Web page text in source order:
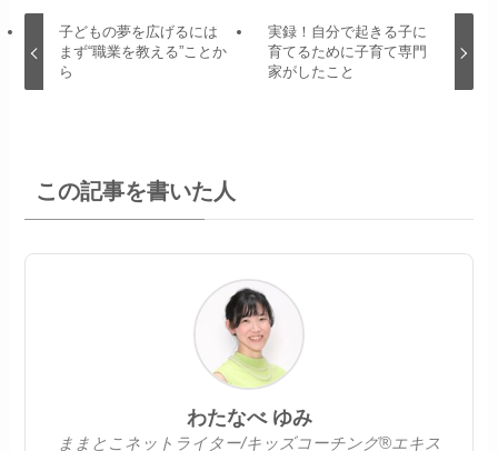
子どもの夢を広げるには
まず“職業を教える”ことか
ら
実録！自分で起きる子に
育てるために子育て専門
家がしたこと
この記事を書いた人
わたなべ ゆみ
ままとこネットライター/キッズコーチング®エキス